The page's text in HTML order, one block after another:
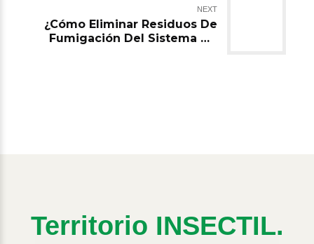
NEXT
¿Cómo Eliminar Residuos De
Fumigación Del Sistema De
Territorio INSECTIL.